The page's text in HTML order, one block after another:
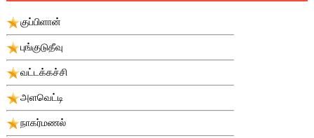
குப்பிளான்
புங்குடுதீவு
வட்டக்கச்சி
அளவெட்டி
நாகர்மணல்